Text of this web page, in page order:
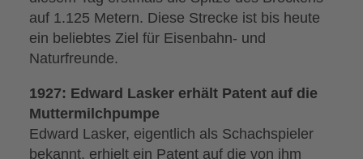
auf 1.125 Metern. Diese Strecke ist bis heute
ein beliebtes Ziel für Eisenbahn- und
Naturfreunde.
1927: Edward Lasker erhält Patent auf die
Muttermilchpumpe
Edward Lasker, eigentlich als Schachspieler
bekannt, erhielt ein Patent auf die von ihm